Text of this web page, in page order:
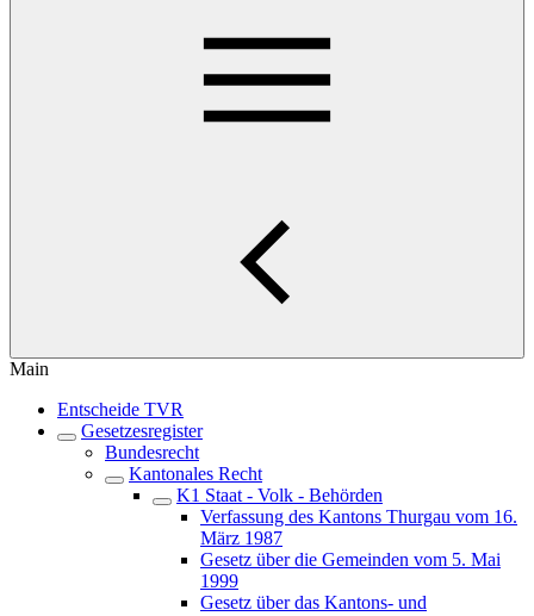
Main
Entscheide TVR
Gesetzesregister
Bundesrecht
Kantonales Recht
K1 Staat - Volk - Behörden
Verfassung des Kantons Thurgau vom 16.
März 1987
Gesetz über die Gemeinden vom 5. Mai
1999
Gesetz über das Kantons- und